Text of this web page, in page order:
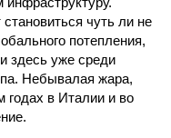
чуть ли не
потепления,
здесь уже среди
Небывалая жара,
годах в Италии и во